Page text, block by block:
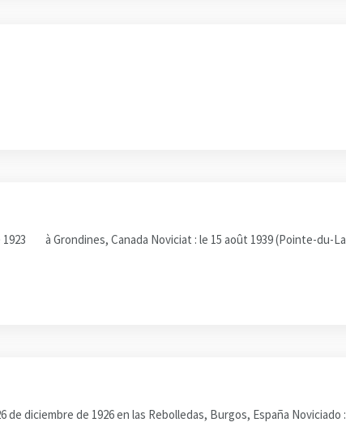
à Grondines, Canada Noviciat : le 15 août 1939 (Pointe-du-
de diciembre de 1926 en las Rebolledas, Burgos, España